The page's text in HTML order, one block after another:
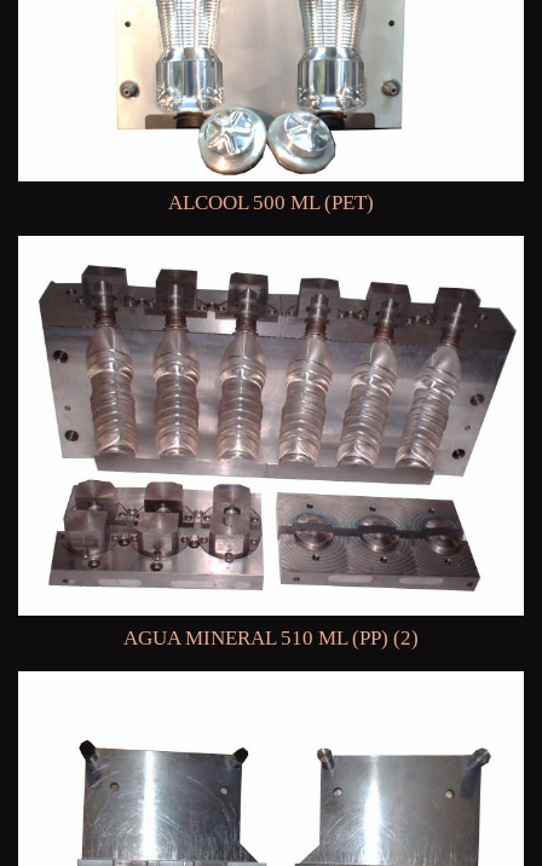
ALCOOL 500 ML (PET)
AGUA MINERAL 510 ML (PP) (2)